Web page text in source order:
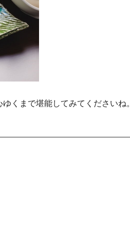
くまで堪能してみてくださいね。